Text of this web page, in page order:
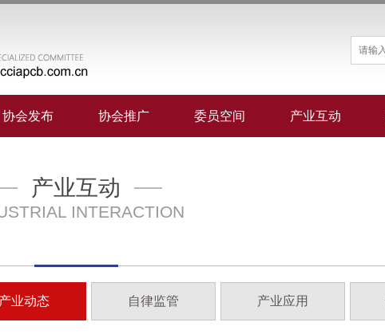
协会发布 协会推广 委员空间 产业互动
产业互动
INTERACTION
产业动态 自律监管 产业应用